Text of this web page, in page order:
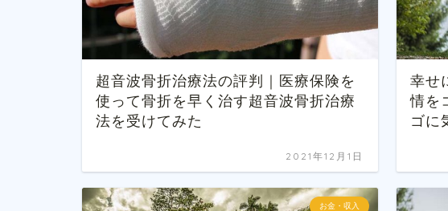
超音波骨折治療法の評判｜医療保険を
使って骨折を早く治す超音波骨折治療
法を受けてみた
2021年12月1日
幸せ
情を
ゴに
お金・収入